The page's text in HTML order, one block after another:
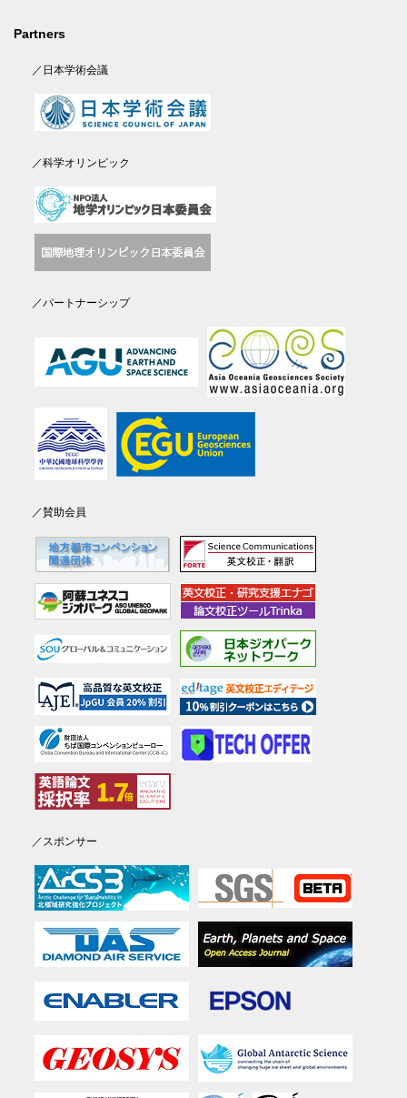
Partners
／日本学術会議
／科学オリンピック
／パートナーシップ
／賛助会員
／スポンサー